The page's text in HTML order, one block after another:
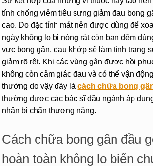
tính chống viêm tiêu sưng giảm đau bong
cao. Do đặc tính mát nên được dùng để
ngày không lo bị nóng rát còn ban đêm
vực bong gân, đau khớp sẽ làm tình trạng
giảm rõ rệt. Khi các vùng gân được hồi
không còn cảm giác đau và có thể vận
thường do vậy đây làcách chữa bong
thường được các bác sĩ đầu ngành áp
nhân bị chấn thương nặng.
Cách chữa bong gân đầu
hoàn toàn không lo biến